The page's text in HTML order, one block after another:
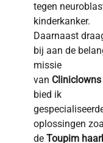
tegen
kinderkanker.
Daarnaast
bij aan de
missie
van Cliniclowns
bied ik
oplossingen
de Toupim